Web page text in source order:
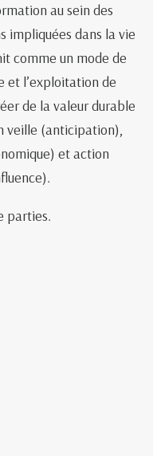
au sein des
impliquées dans la vie
comme un mode de
et l’exploitation de
de la valeur durable
veille (anticipation),
et action
parties.